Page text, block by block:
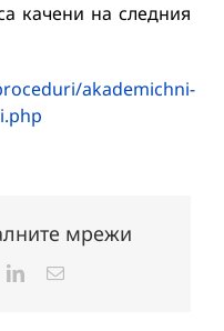
качени на следния
akademichni-
мрежи
LinkedInЕлектронна